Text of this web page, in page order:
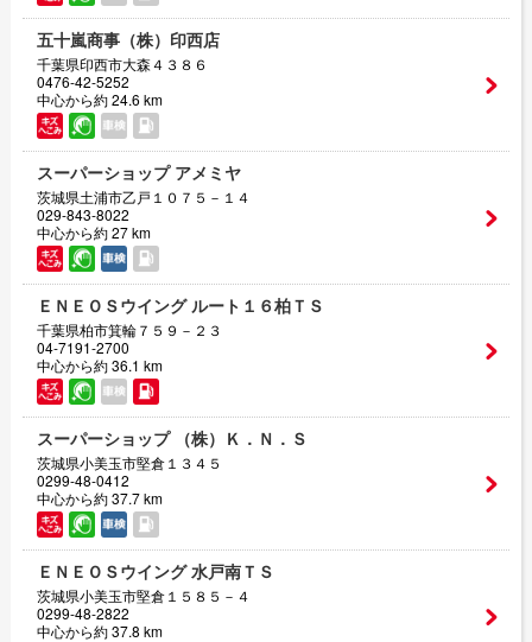
五十嵐商事（株）印西店
千葉県印西市大森４３８６
0476-42-5252
中心から約 24.6 km
スーパーショップ アメミヤ
茨城県土浦市乙戸１０７５－１４
029-843-8022
中心から約 27 km
ＥＮＥＯＳウイング ルート１６柏ＴＳ
千葉県柏市箕輪７５９－２３
04-7191-2700
中心から約 36.1 km
スーパーショップ （株）Ｋ．Ｎ．Ｓ
茨城県小美玉市堅倉１３４５
0299-48-0412
中心から約 37.7 km
ＥＮＥＯＳウイング 水戸南ＴＳ
茨城県小美玉市堅倉１５８５－４
0299-48-2822
中心から約 37.8 km